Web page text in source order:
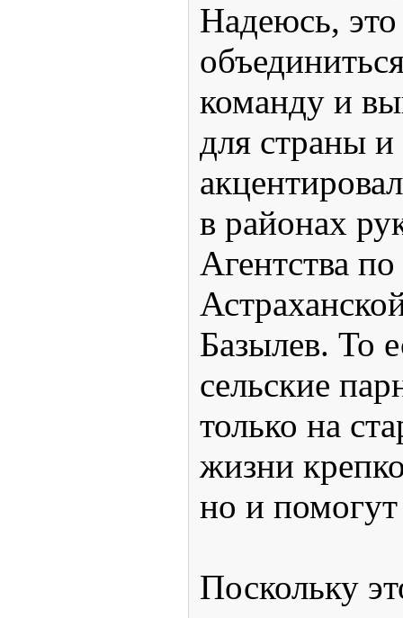
Надеюсь,
команду и
для страны и
в районах
Агентства
Базылев. То
сельские
только на
жизни
но и
Поскольку